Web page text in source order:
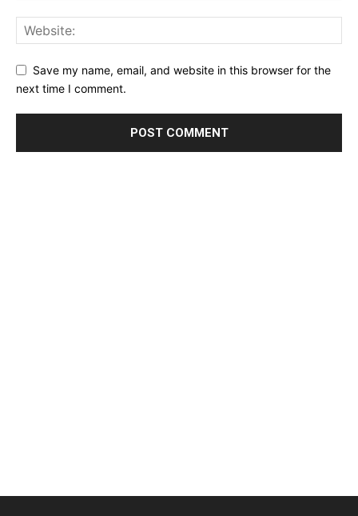
Save my name, email, and website in this browser for the
next time I comment.